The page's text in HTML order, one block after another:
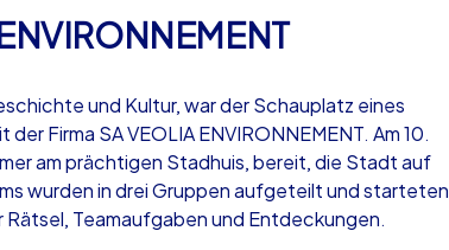
und Kultur, war der Schauplatz eines
Firma SA VEOLIA ENVIRONNEMENT. Am 10.
am prächtigen Stadhuis, bereit, die Stadt auf
wurden in drei Gruppen aufgeteilt und starteten
Teamaufgaben und Entdeckungen.